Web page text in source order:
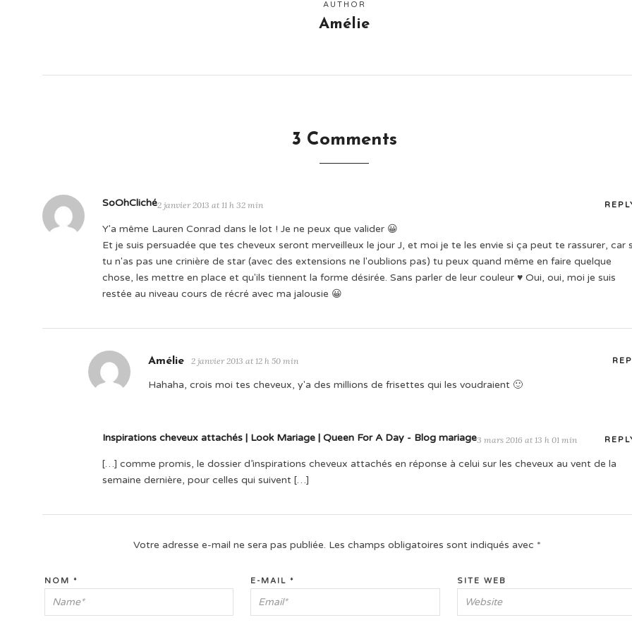
AUTHOR
Amélie
3 Comments
SoOhCliché2 janvier 2013 at 11 h 32 min
Y'a même Lauren Conrad dans le lot ! Je ne peux que valider 😀
Et je suis persuadée que tes cheveux seront merveilleux le jour J, et moi je te les envie si ça peut te rassurer, car
tu n'as pas une crinière de star (avec des extensions ne l'oublions pas) tu peux quand même en faire quelque
chose, les mettre en place et qu'ils tiennent la forme désirée. Sans parler de leur couleur ♥ Oui, oui, moi je suis
restée au niveau cours de récré avec ma jalousie 😀
Amélie 2 janvier 2013 at 12 h 50 min
Hahaha, crois moi tes cheveux, y'a des millions de frisettes qui les voudraient 🙂
Inspirations cheveux attachés | Look Mariage | Queen For A Day - Blog mariage3 mars 2016 at 13 h 01 min
[…] comme promis, le dossier d’inspirations cheveux attachés en réponse à celui sur les cheveux au vent de la
semaine dernière, pour celles qui suivent […]
Votre adresse e-mail ne sera pas publiée. Les champs obligatoires sont indiqués avec *
NOM * E-MAIL* SITE WEB